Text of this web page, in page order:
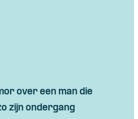
over een man die
zijn ondergang